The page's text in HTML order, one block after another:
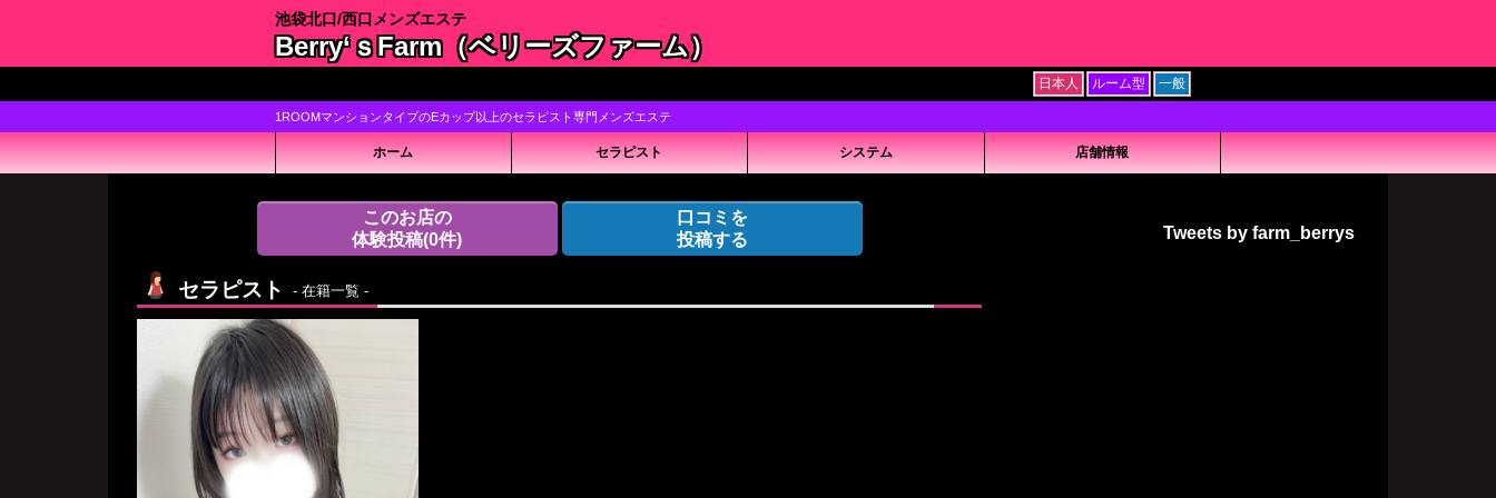
池袋北口/西口メンズエステ
Berry‘ｓFarm（ベリーズファーム）
日本人 ルーム型 一般
1ROOMマンションタイプのEカップ以上のセラピスト専門メンズエステ
ホーム セラピスト システム 店舗情報
このお店の
体験投稿(0件)
口コミを
投稿する
Tweets by farm_berrys
セラピスト - 在籍一覧 -